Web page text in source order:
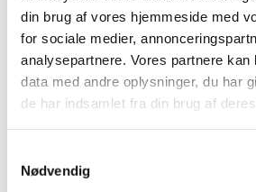
din brug af vores hjemmeside med
for sociale medier,
analysepartnere. Vores partnere kan
data med andre oplysninger, du har
de har indsamlet fra din brug af
Nødvendig
2014 (44)
2013 (49)
2012 (44)
2011 (13)
2010 (7)
november (1)
maj (1)